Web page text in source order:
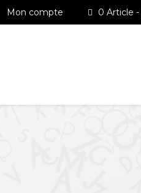
Mon compte 0 Article